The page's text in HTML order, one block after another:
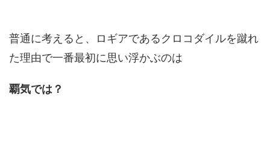
普通に考えると、ロギアであるクロコダイルを蹴れ
た理由で一番最初に思い浮かぶのは
覇気では？